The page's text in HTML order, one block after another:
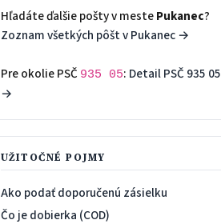
Hľadáte ďalšie pošty v mestePukanec?
Zoznam všetkých pôšt v Pukanec →
Pre okolie PSČ 935 05: Detail PSČ 935 05
→
UŽITOČNÉ POJMY
Ako podať doporučenú zásielku
Čo je dobierka (COD)